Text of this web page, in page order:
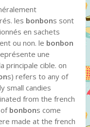
les bonbons sont
en sachets
ou non. le bonbon
une
principale cible. on
s) refers to any of
small candies
from the french
bonbons come
made at the french